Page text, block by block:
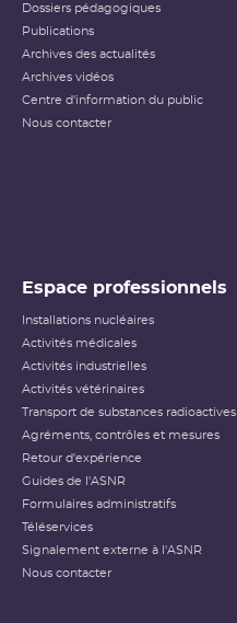
Dossiers pédagogiques
Publications
Archives des actualités
Archives vidéos
Centre d'information du public
Nous contacter
Espace professionnels
Installations nucléaires
Activités médicales
Activités industrielles
Activités vétérinaires
Transport de substances radioactives
Agréments, contrôles et mesures
Retour d'expérience
Guides de l'ASNR
Formulaires administratifs
Téléservices
Signalement externe à l'ASNR
Nous contacter